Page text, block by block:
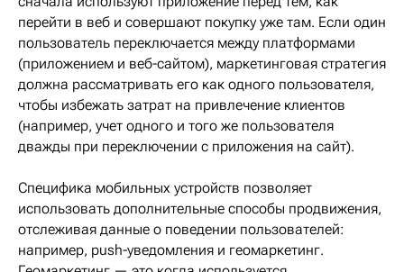
перейти в веб и совершают покупку уже там. Если один
пользователь переключается между платформами
(приложением и веб-сайтом), маркетинговая стратегия
должна рассматривать его как одного пользователя,
чтобы избежать затрат на привлечение клиентов
(например, учет одного и того же пользователя
дважды при переключении с приложения на сайт).
Специфика мобильных устройств позволяет
использовать дополнительные способы продвижения,
отслеживая данные о поведении пользователей:
например, push-уведомления и геомаркетинг.